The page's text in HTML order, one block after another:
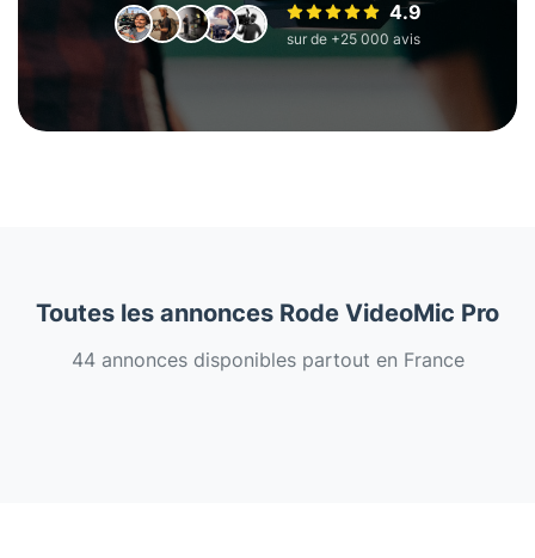
4.9
sur de +25 000 avis
Toutes les annonces Rode VideoMic Pro
44 annonces disponibles partout en France